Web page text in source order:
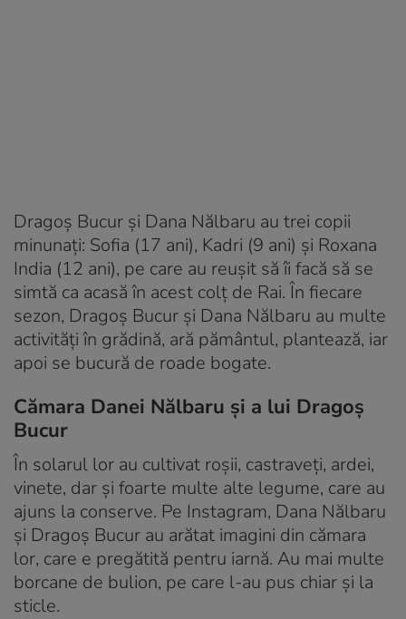
Dragoș Bucur și Dana Nălbaru au trei copii
minunați: Sofia (17 ani), Kadri (9 ani) și Roxana
India (12 ani), pe care au reușit să îi facă să se
simtă ca acasă în acest colț de Rai. În fiecare
sezon, Dragoș Bucur și Dana Nălbaru au multe
activități în grădină, ară pământul, plantează, iar
apoi se bucură de roade bogate.
Cămara Danei Nălbaru și a lui Dragoș
Bucur
În solarul lor au cultivat roșii, castraveți, ardei,
vinete, dar și foarte multe alte legume, care au
ajuns la conserve. Pe Instagram, Dana Nălbaru
și Dragoș Bucur au arătat imagini din cămara
lor, care e pregătită pentru iarnă. Au mai multe
borcane de bulion, pe care l-au pus chiar și la
sticle.